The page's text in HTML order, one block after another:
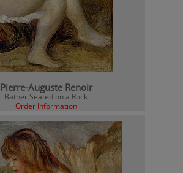
Pierre-Auguste Renoir
Bather Seated on a Rock
Order Information